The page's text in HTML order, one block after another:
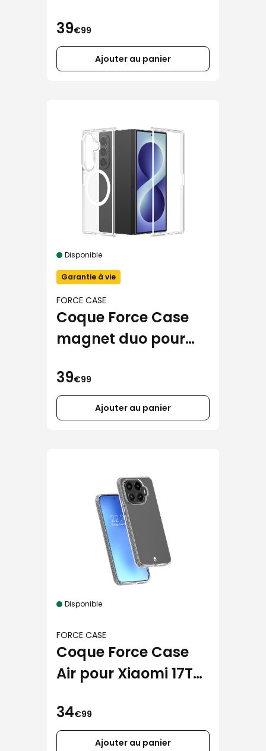
Fold 8
39€99
Ajouter au panier
Disponible
Garantie à vie
FORCE CASE
Coque Force Case
magnet duo pour
Fold 8 Ultra
39€99
Ajouter au panier
Disponible
FORCE CASE
Coque Force Case
Air pour Xiaomi 17T
34€99
Ajouter au panier